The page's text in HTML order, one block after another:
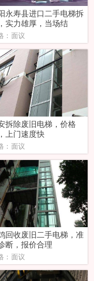
永寿县进口二手电梯拆
实力雄厚，当场结
：面议
拆除废旧电梯，价格
上门速度快
：面议
回收废旧二手电梯，准
断，报价合理
：面议